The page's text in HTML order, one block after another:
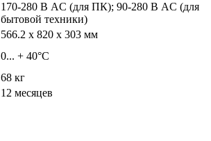
170-280 В AC (для ПК); 90-280 В AC (для
бытовой техники)
566.2 x 820 x 303 мм
0... + 40°C
68 кг
12 месяцев